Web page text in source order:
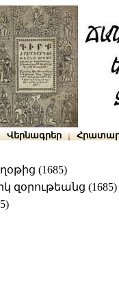
Վերնագրեր
(1685)
զօրութեանց (1685)